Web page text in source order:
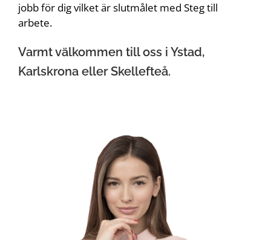
jobb för dig vilket är slutmålet med Steg till
arbete.
Varmt välkommen till oss i Ystad,
Karlskrona eller Skellefteå.